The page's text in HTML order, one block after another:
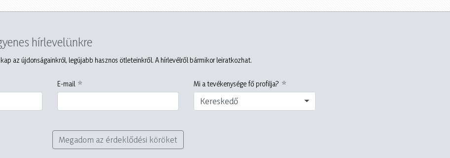
hírlevelünkre
az újdonságainkról, legújabb hasznos ötleteinkről. A hírlevélről bármikor leiratkozhat.
E-mail Mi a tevékenysége fő profilja?
Kereskedő
Megadom az érdeklődési köröket